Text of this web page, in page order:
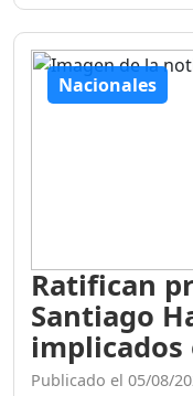
Nacionales
Ratifican
Santiago
implicados
Publicado el 05/08/